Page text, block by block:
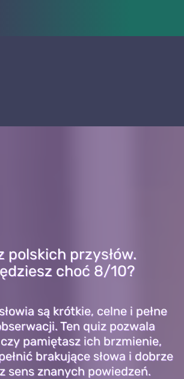
polskich przysłów.
choć 8/10?
są krótkie, celne i pełne
Ten quiz pozwala
pamiętasz ich brzmienie,
brakujące słowa i dobrze
sens znanych powiedzeń.